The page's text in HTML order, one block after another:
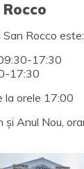
San Rocco este:
17:30
17:30
la orele 17:00
și Anul Nou,